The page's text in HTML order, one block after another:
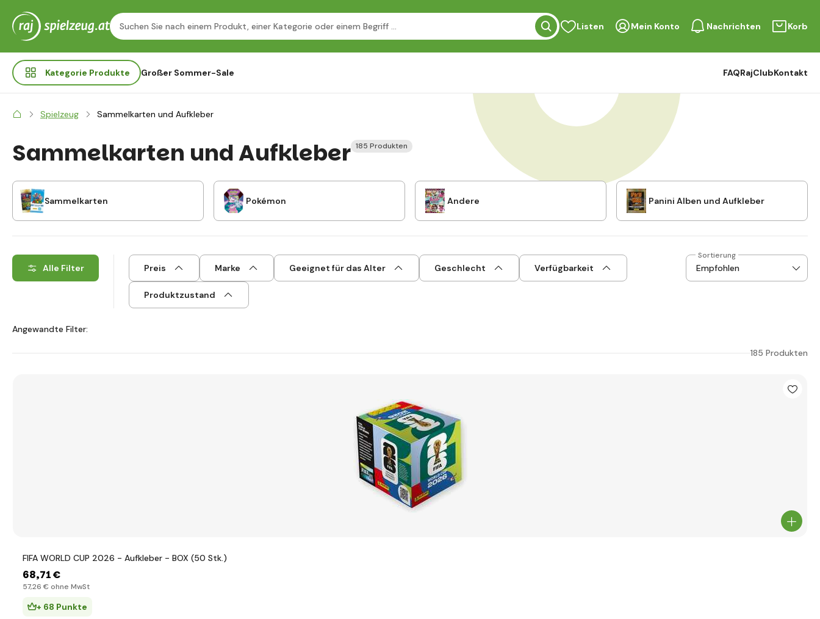
Listen Mein Konto Nachrichten Korb
Kategorie Produkte Großer Sommer-Sale FAQRajClubKontakt
Spielzeug Sammelkarten und Aufkleber
Sammelkarten und Aufkleber 185 Produkten
Sammelkarten Pokémon Andere Panini Alben und Aufkleber
Alle Filter Preis Marke Geeignet für das Alter Geschlecht Verfügbarkeit
Produktzustand
Sortierung
Angewandte Filter:
185 Produkten
FIFA WORLD CUP 2026 - Aufkleber - BOX (50 Stk.)
68,71 €
57,26 € ohne MwSt
+ 68 Punkte